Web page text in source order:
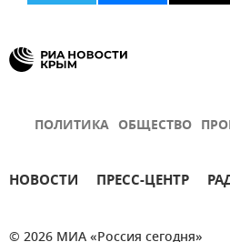
ПОЛИТИКА ОБЩЕСТВО
НОВОСТИ ПРЕСС-ЦЕНТР
© 2026 МИА «Россия сегодня»